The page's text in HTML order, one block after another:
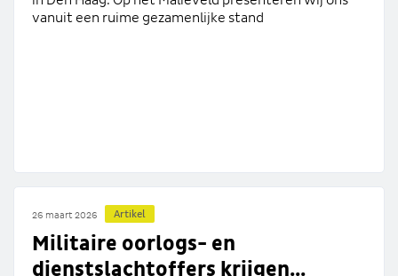
vanuit een ruime gezamenlijke stand
26 maart 2026 Artikel
Militaire oorlogs- en
dienstslachtoffers krijgen...